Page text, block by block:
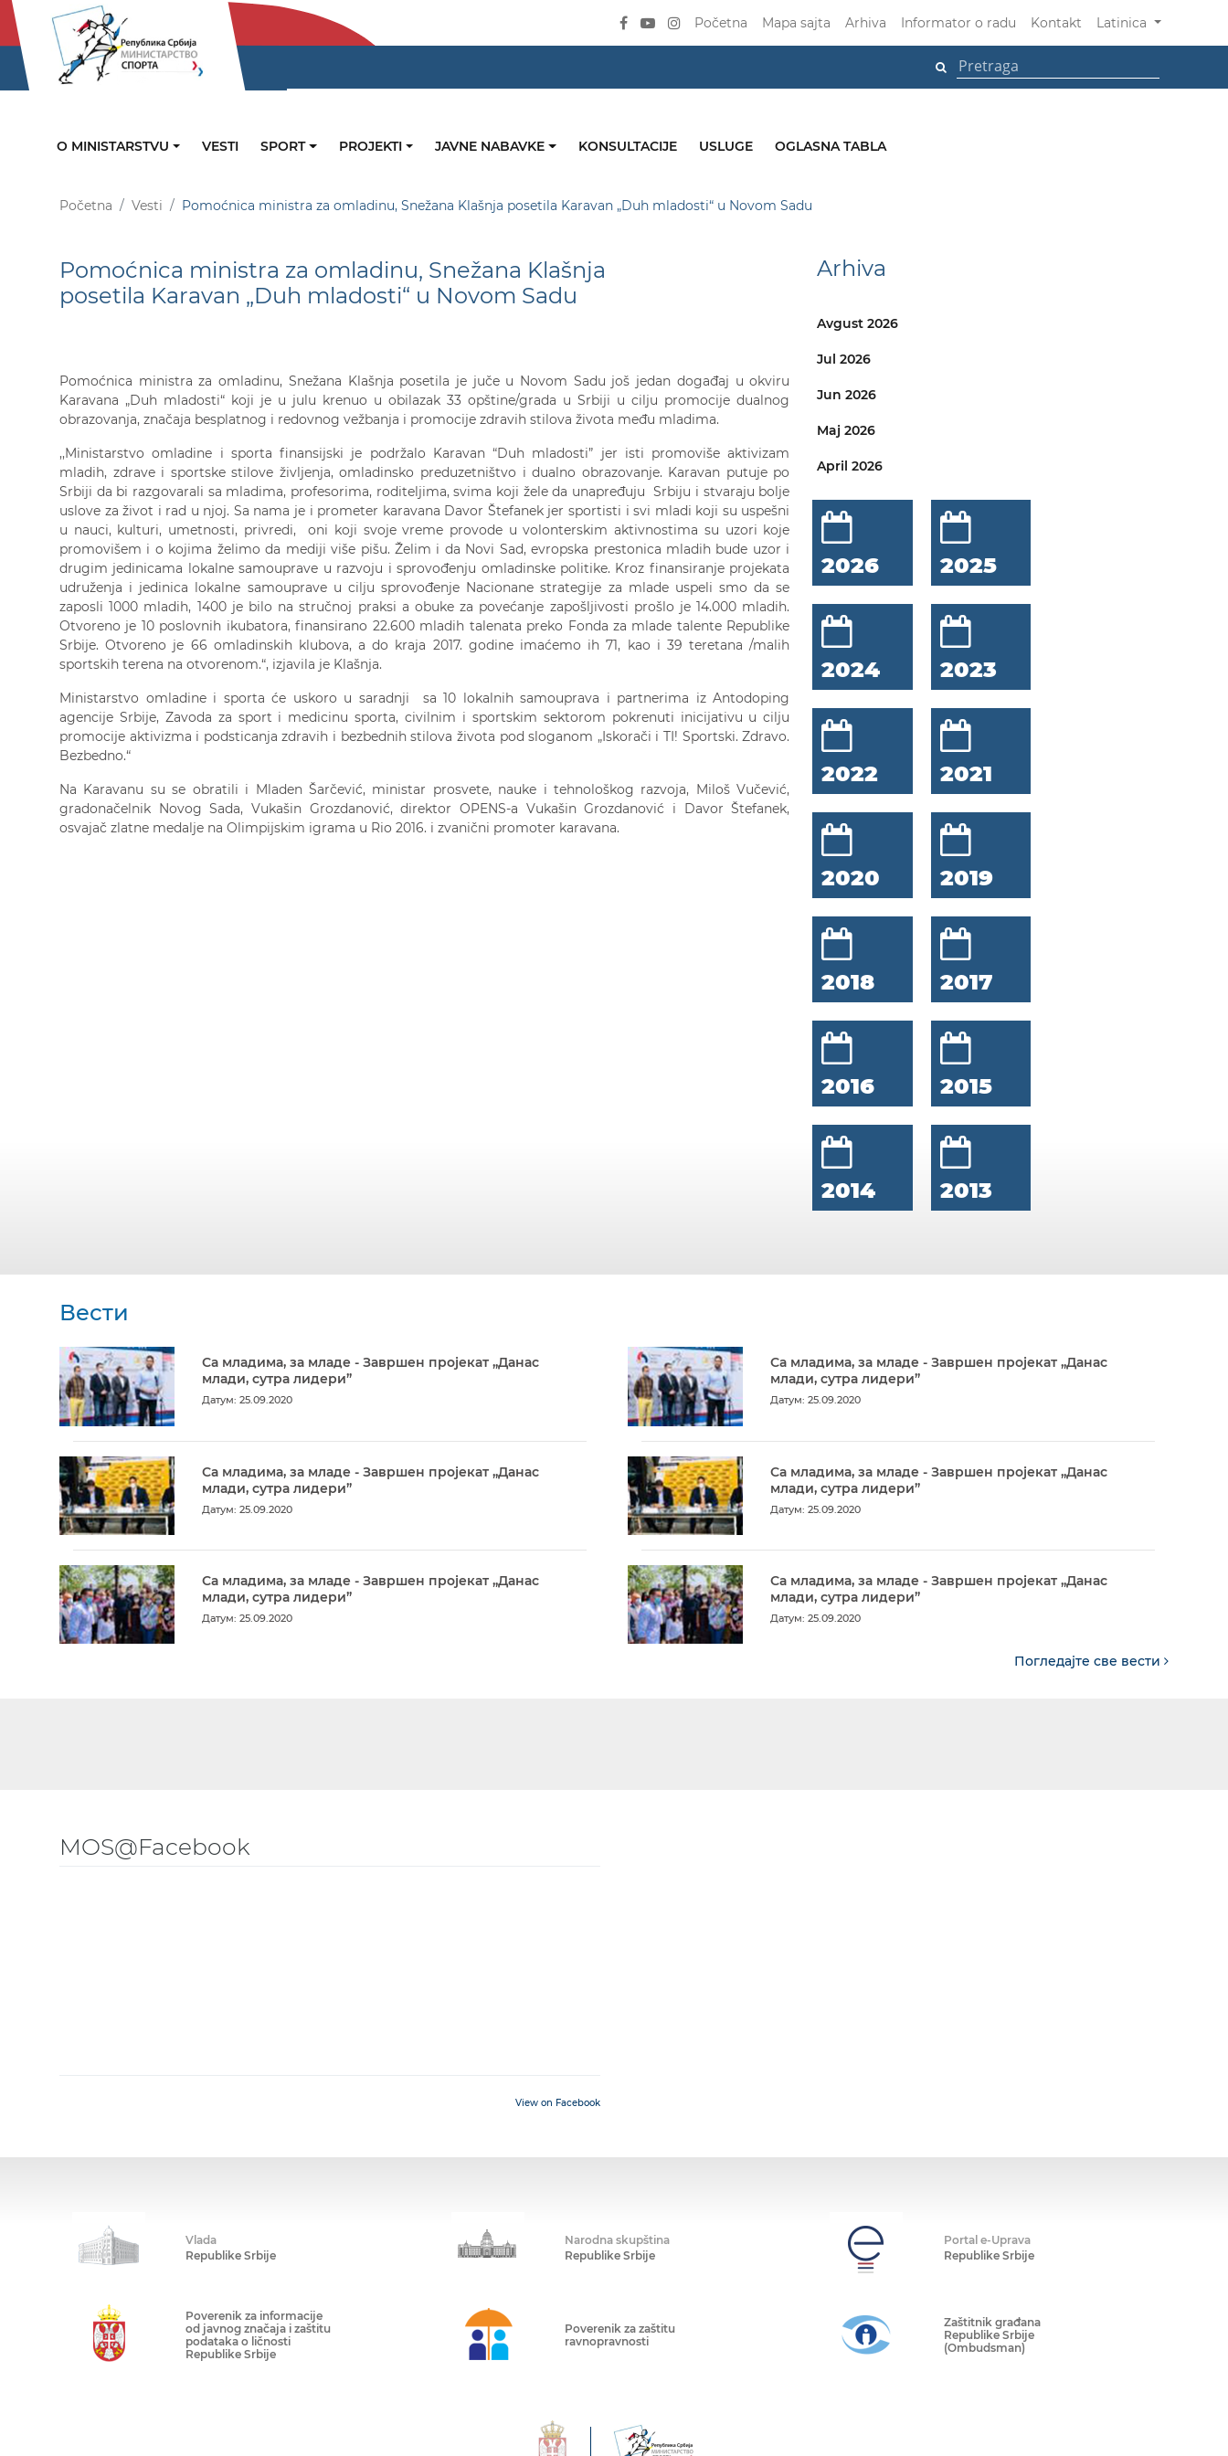
Početna Mapa sajta Arhiva Informator o radu Kontakt Latinica
O MINISTARSTVU VESTI SPORT PROJEKTI JAVNE NABAVKE KONSULTACIJE USLUGE OGLASNA TABLA
Početna Vesti Pomoćnica ministra za omladinu, Snežana Klašnja posetila Karavan „Duh mladosti“ u Novom Sadu
Pomoćnica ministra za omladinu, Snežana Klašnja
posetila Karavan „Duh mladosti“ u Novom Sadu
Pomoćnica ministra za omladinu, Snežana Klašnja posetila je juče u Novom Sadu još jedan događaj u okviru
Karavana „Duh mladosti“ koji je u julu krenuo u obilazak 33 opštine/grada u Srbiji u cilju promocije dualnog
obrazovanja, značaja besplatnog i redovnog vežbanja i promocije zdravih stilova života među mladima.
,,Ministarstvo omladine i sporta finansijski je podržalo Karavan “Duh mladosti” jer isti promoviše aktivizam
mladih, zdrave i sportske stilove življenja, omladinsko preduzetništvo i dualno obrazovanje. Karavan putuje po
Srbiji da bi razgovarali sa mladima, profesorima, roditeljima, svima koji žele da unapređuju Srbiju i stvaraju bolje
uslove za život i rad u njoj. Sa nama je i prometer karavana Davor Štefanek jer sportisti i svi mladi koji su uspešni
u nauci, kulturi, umetnosti, privredi, oni koji svoje vreme provode u volonterskim aktivnostima su uzori koje
promovišem i o kojima želimo da mediji više pišu. Želim i da Novi Sad, evropska prestonica mladih bude uzor i
drugim jedinicama lokalne samouprave u razvoju i sprovođenju omladinske politike. Kroz finansiranje projekata
udruženja i jedinica lokalne samouprave u cilju sprovođenje Nacionane strategije za mlade uspeli smo da se
zaposli 1000 mladih, 1400 je bilo na stručnoj praksi a obuke za povećanje zapošljivosti prošlo je 14.000 mladih.
Otvoreno je 10 poslovnih ikubatora, finansirano 22.600 mladih talenata preko Fonda za mlade talente Republike
Srbije. Otvoreno je 66 omladinskih klubova, a do kraja 2017. godine imaćemo ih 71, kao i 39 teretana /malih
sportskih terena na otvorenom.“, izjavila je Klašnja.
Ministarstvo omladine i sporta će uskoro u saradnji sa 10 lokalnih samouprava i partnerima iz Antodoping
agencije Srbije, Zavoda za sport i medicinu sporta, civilnim i sportskim sektorom pokrenuti inicijativu u cilju
promocije aktivizma i podsticanja zdravih i bezbednih stilova života pod sloganom „Iskorači i TI! Sportski. Zdravo.
Bezbedno.“
Na Karavanu su se obratili i Mladen Šarčević, ministar prosvete, nauke i tehnološkog razvoja, Miloš Vučević,
gradonačelnik Novog Sada, Vukašin Grozdanović, direktor OPENS-a Vukašin Grozdanović i Davor Štefanek,
osvajač zlatne medalje na Olimpijskim igrama u Rio 2016. i zvanični promoter karavana.
Arhiva
Avgust 2026
Jul 2026
Jun 2026
Maj 2026
April 2026
2026 2025
2024 2023
2022 2021
2020 2019
2018 2017
2016 2015
2014 2013
Вести
Са младима, за младе - Завршен пројекат „Данас
млади, сутра лидери”
Датум: 25.09.2020
Са младима, за младе - Завршен пројекат „Данас
млади, сутра лидери”
Датум: 25.09.2020
Са младима, за младе - Завршен пројекат „Данас
млади, сутра лидери”
Датум: 25.09.2020
Са младима, за младе - Завршен пројекат „Данас
млади, сутра лидери”
Датум: 25.09.2020
Са младима, за младе - Завршен пројекат „Данас
млади, сутра лидери”
Датум: 25.09.2020
Са младима, за младе - Завршен пројекат „Данас
млади, сутра лидери”
Датум: 25.09.2020
Погледајте све вести
MOS@Facebook
View on Facebook
Vlada
Republike Srbije
Narodna skupština
Republike Srbije
Portal e-Uprava
Republike Srbije
Poverenik za informacije
od javnog značaja i zaštitu
podataka o ličnosti
Republike Srbije
Poverenik za zaštitu
ravnopravnosti
Zaštitnik građana
Republike Srbije
(Ombudsman)